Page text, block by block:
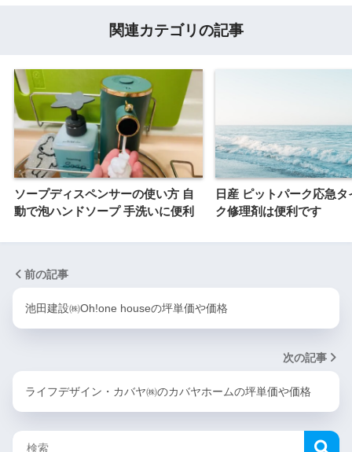
関連カテゴリの記事
ソープディスペンサーの使い方 自
動で泡ハンドソープ 手洗いに便利
日産 ピットパーク応急タ
ク修理剤は便利です
前の記事
池田建設㈱Oh!one houseの坪単価や価格
次の記事
ライフデザイン・カバヤ㈱のカバヤホームの坪単価や価格